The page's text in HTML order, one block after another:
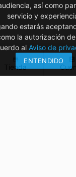
Tienda
así como
servicio y
estarás
la autorización
al Aviso de
ENTENDIDO